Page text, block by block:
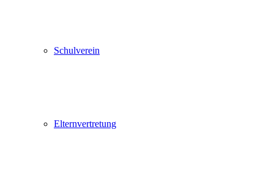
Schulverein
Elternvertretung